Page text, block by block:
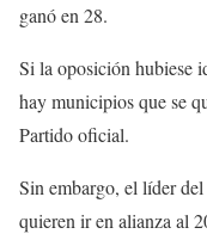
ganó en 28.
Si la oposición hubiese
hay municipios que se
Partido oficial.
Sin embargo, el líder
quieren ir en alianza al